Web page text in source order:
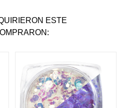
ESTE